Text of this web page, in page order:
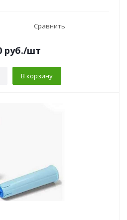
Сравнить
руб./шт
В корзину